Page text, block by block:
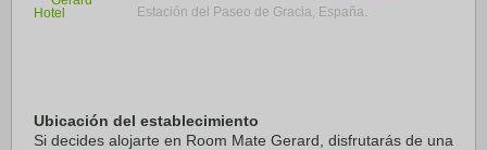
Estación del Paseo de Gracia, España.
Ubicación del establecimiento
Si decides alojarte en Room Mate Gerard, disfrutarás de una